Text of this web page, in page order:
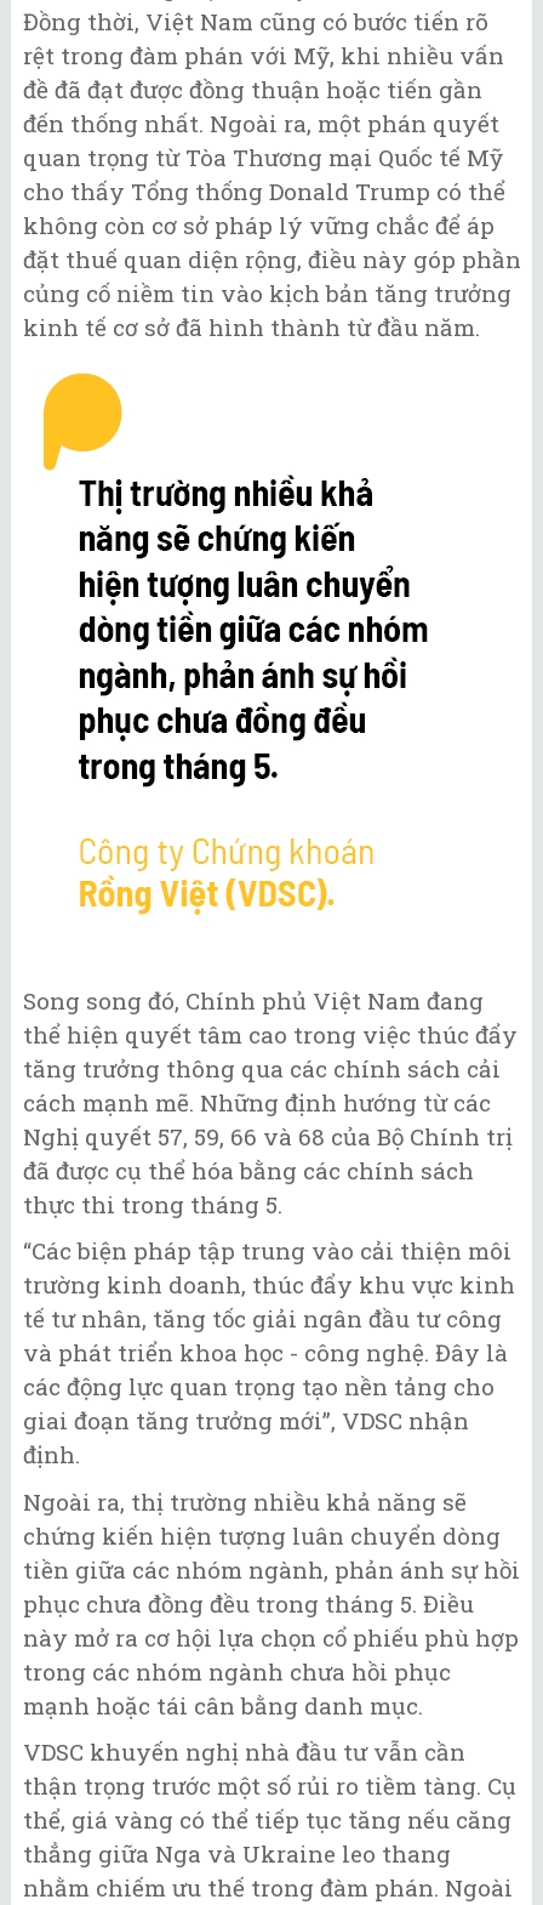
Đồng thời, Việt Nam cũng có bước tiến rõ
rệt trong đàm phán với Mỹ, khi nhiều vấn
đề đã đạt được đồng thuận hoặc tiến gần
đến thống nhất. Ngoài ra, một phán quyết
quan trọng từ Tòa Thương mại Quốc tế Mỹ
cho thấy Tổng thống Donald Trump có thể
không còn cơ sở pháp lý vững chắc để áp
đặt thuế quan diện rộng, điều này góp phần
củng cố niềm tin vào kịch bản tăng trưởng
kinh tế cơ sở đã hình thành từ đầu năm.
Song song đó, Chính phủ Việt Nam đang
thể hiện quyết tâm cao trong việc thúc đẩy
tăng trưởng thông qua các chính sách cải
cách mạnh mẽ. Những định hướng từ các
Nghị quyết 57, 59, 66 và 68 của Bộ Chính trị
đã được cụ thể hóa bằng các chính sách
thực thi trong tháng 5.
“Các biện pháp tập trung vào cải thiện môi
trường kinh doanh, thúc đẩy khu vực kinh
tế tư nhân, tăng tốc giải ngân đầu tư công
và phát triển khoa học - công nghệ. Đây là
các động lực quan trọng tạo nền tảng cho
giai đoạn tăng trưởng mới”, VDSC nhận
định.
Ngoài ra, thị trường nhiều khả năng sẽ
chứng kiến hiện tượng luân chuyển dòng
tiền giữa các nhóm ngành, phản ánh sự hồi
phục chưa đồng đều trong tháng 5. Điều
này mở ra cơ hội lựa chọn cổ phiếu phù hợp
trong các nhóm ngành chưa hồi phục
mạnh hoặc tái cân bằng danh mục.
VDSC khuyến nghị nhà đầu tư vẫn cần
thận trọng trước một số rủi ro tiềm tàng. Cụ
thể, giá vàng có thể tiếp tục tăng nếu căng
thẳng giữa Nga và Ukraine leo thang
nhằm chiếm ưu thế trong đàm phán. Ngoài